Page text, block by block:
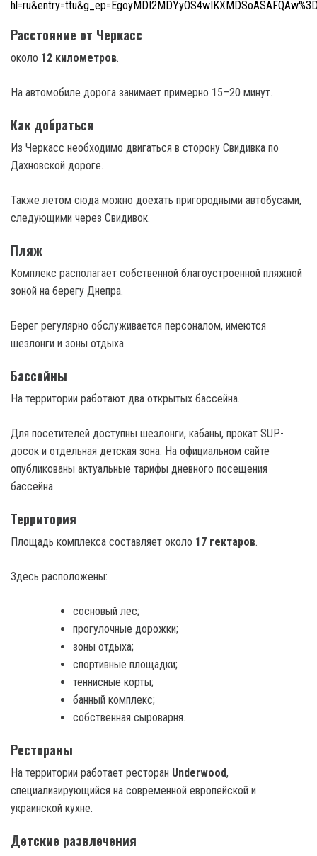
Расстояние от Черкасс
около 12 километров.
На автомобиле дорога занимает примерно 15–20 минут.
Как добраться
Из Черкасс необходимо двигаться в сторону Свидивка по
Дахновской дороге.
Также летом сюда можно доехать пригородными автобусами,
следующими через Свидивок.
Пляж
Комплекс располагает собственной благоустроенной пляжной
зоной на берегу Днепра.
Берег регулярно обслуживается персоналом, имеются
шезлонги и зоны отдыха.
Бассейны
На территории работают два открытых бассейна.
Для посетителей доступны шезлонги, кабаны, прокат SUP-
досок и отдельная детская зона. На официальном сайте
опубликованы актуальные тарифы дневного посещения
бассейна.
Территория
Площадь комплекса составляет около 17 гектаров.
Здесь расположены:
сосновый лес;
прогулочные дорожки;
зоны отдыха;
спортивные площадки;
теннисные корты;
банный комплекс;
собственная сыроварня.
Рестораны
На территории работает ресторан Underwood,
специализирующийся на современной европейской и
украинской кухне.
Детские развлечения